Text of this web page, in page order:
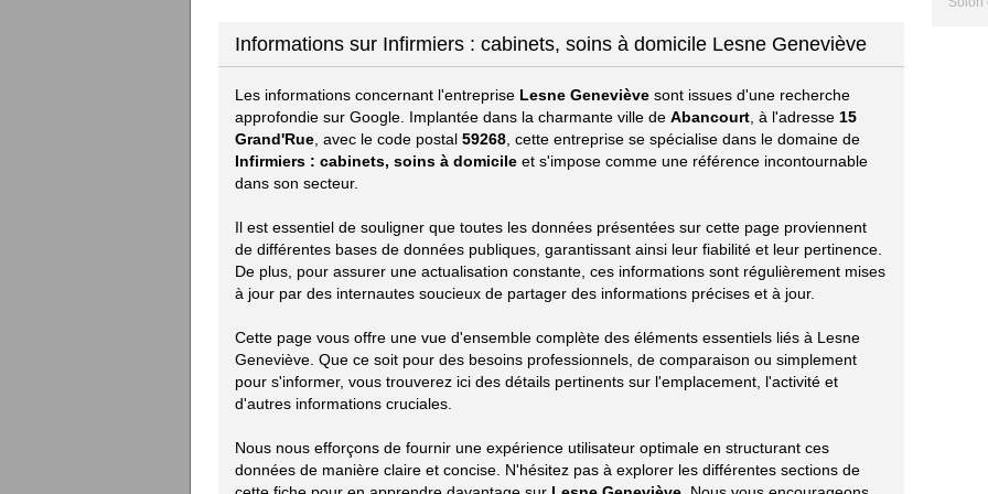
Informations sur Infirmiers : cabinets, soins à domicile Lesne Geneviève
Les informations concernant l'entreprise Lesne Geneviève sont issues d'une recherche
approfondie sur Google. Implantée dans la charmante ville de Abancourt , à l'adresse 15
Grand'Rue , avec le code postal 59268 , cette entreprise se spécialise dans le domaine de
Infirmiers : cabinets, soins à domicile et s'impose comme une référence incontournable
dans son secteur.
Il est essentiel de souligner que toutes les données présentées sur cette page proviennent
de différentes bases de données publiques, garantissant ainsi leur fiabilité et leur pertinence.
De plus, pour assurer une actualisation constante, ces informations sont régulièrement mises
à jour par des internautes soucieux de partager des informations précises et à jour.
Cette page vous offre une vue d'ensemble complète des éléments essentiels liés à Lesne
Geneviève. Que ce soit pour des besoins professionnels, de comparaison ou simplement
pour s'informer, vous trouverez ici des détails pertinents sur l'emplacement, l'activité et
d'autres informations cruciales.
Nous nous efforçons de fournir une expérience utilisateur optimale en structurant ces
données de manière claire et concise. N'hésitez pas à explorer les différentes sections de